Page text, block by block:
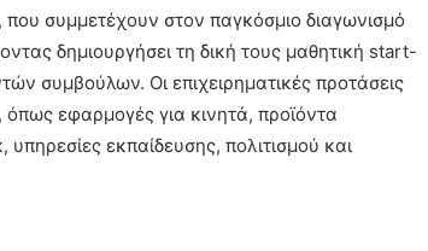
συμμετέχουν στον παγκόσμιο διαγωνισμό
δημιουργήσει τη δική τους μαθητική start-
συμβούλων. Οι επιχειρηματικές προτάσεις
εφαρμογές για κινητά, προϊόντα
εκπαίδευσης, πολιτισμού και